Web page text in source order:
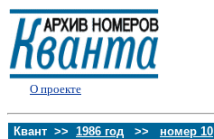
О проекте
Квант >> 1986 год >> номер 10